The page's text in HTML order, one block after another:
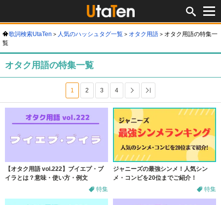
歌詞検索UtaTen 人気のハッシュタグ一覧 オタク用語
オタク用語の特集一
覧
オタク用語の特集一覧
1 2 3 4 次へ
【オタク用語 vol.222】ブイエプ・ブ
イラとは？意味・使い方・例文
特集
ジャニーズの最強シンメ！人気シン
メ・コンビを20位までご紹介！
特集